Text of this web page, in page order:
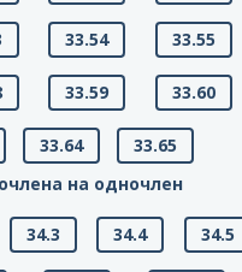
33.54 33.55
33.59 33.60
33.64
33.65
на одночлен
34.3 34.4 34.5